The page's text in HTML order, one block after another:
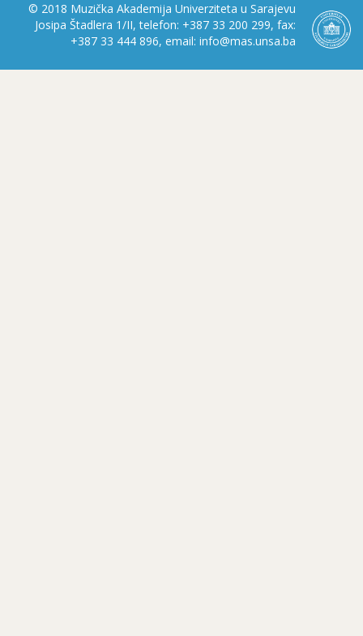
© 2018 Muzička Akademija Univerziteta u Sarajevu
Josipa Štadlera 1/II, telefon: +387 33 200 299, fax:
+387 33 444 896, email: info@mas.unsa.ba